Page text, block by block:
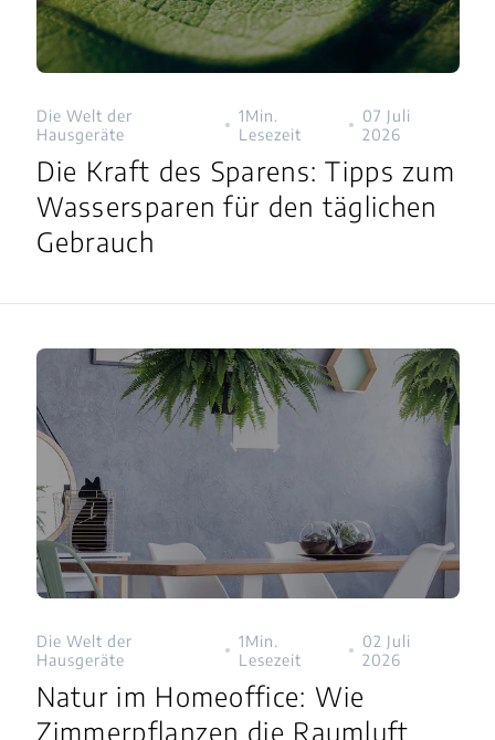
Die Welt der
Hausgeräte
1Min.
Lesezeit
07 Juli
2026
Die Kraft des Sparens: Tipps zum
Wassersparen für den täglichen
Gebrauch
Die Welt der
Hausgeräte
1Min.
Lesezeit
02 Juli
2026
Natur im Homeoffice: Wie
Zimmerpflanzen die Raumluft